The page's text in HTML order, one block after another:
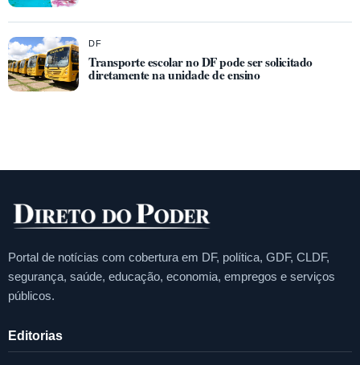
DF
Transporte escolar no DF pode ser solicitado
diretamente na unidade de ensino
Portal de notícias com cobertura em DF, política, GDF, CLDF,
segurança, saúde, educação, economia, empregos e serviços
públicos.
Editorias